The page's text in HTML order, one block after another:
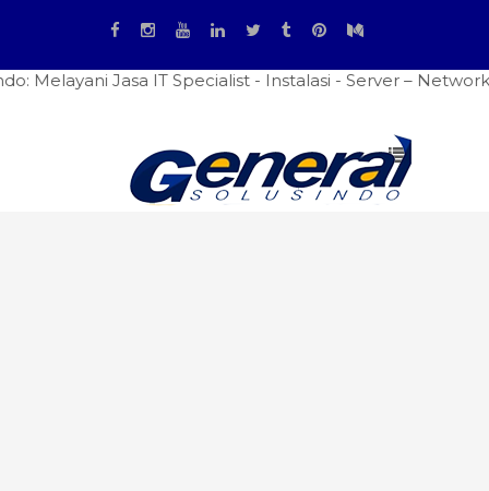
Jasa IT Specialist - Instalasi - Server – Networking -